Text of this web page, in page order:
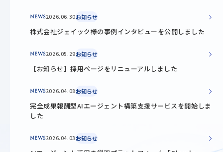
NEWS2026.06.30お知らせ
株式会社ジェイック様の事例インタビューを公開しました
NEWS2026.05.29お知らせ
【お知らせ】採用ページをリニューアルしました
NEWS2026.04.08お知らせ
完全成果報酬型AIエージェント構築支援サービスを開始しま
した
NEWS2026.04.03お知らせ